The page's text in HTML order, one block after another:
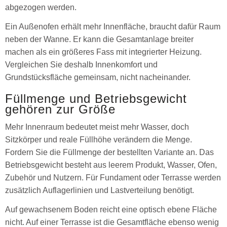
abgezogen werden.
Ein Außenofen erhält mehr Innenfläche, braucht dafür Raum
neben der Wanne. Er kann die Gesamtanlage breiter
machen als ein größeres Fass mit integrierter Heizung.
Vergleichen Sie deshalb Innenkomfort und
Grundstücksfläche gemeinsam, nicht nacheinander.
Füllmenge und Betriebsgewicht
gehören zur Größe
Mehr Innenraum bedeutet meist mehr Wasser, doch
Sitzkörper und reale Füllhöhe verändern die Menge.
Fordern Sie die Füllmenge der bestellten Variante an. Das
Betriebsgewicht besteht aus leerem Produkt, Wasser, Ofen,
Zubehör und Nutzern. Für Fundament oder Terrasse werden
zusätzlich Auflagerlinien und Lastverteilung benötigt.
Auf gewachsenem Boden reicht eine optisch ebene Fläche
nicht. Auf einer Terrasse ist die Gesamtfläche ebenso wenig